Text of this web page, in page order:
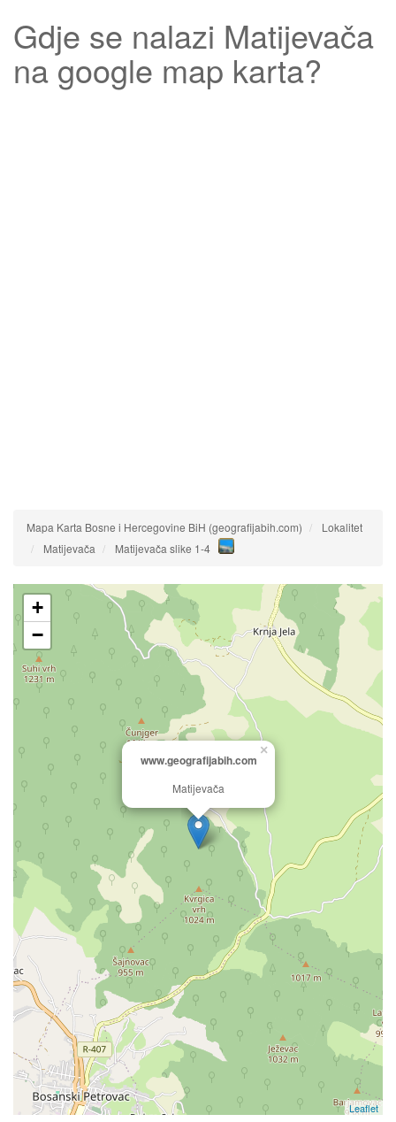
Gdje se nalazi Matijevača
na google map karta?
Mapa Karta Bosne i Hercegovine BiH (geografijabih.com)
Lokalitet
Matijevača
Matijevača slike 1-4
www.geografijabih.com
Matijevača
×
+
−
Leaflet